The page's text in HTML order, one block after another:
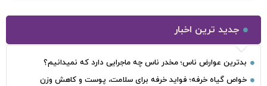
جدید ترین اخبار
بدترین عوارض ناس؛ مخدر ناس چه ماجرایی دارد که نمیدانیم؟
خواص گیاه خرفه؛ فواید خرفه برای سلامت، پوست و کاهش وزن